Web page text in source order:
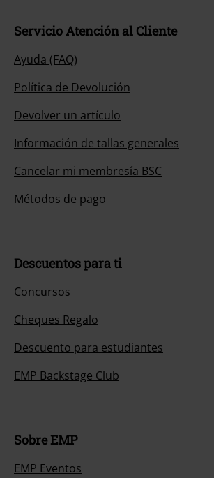
Servicio Atención al Cliente
Ayuda (FAQ)
Política de Devolución
Devolver un artículo
Información de tallas generales
Cancelar mi membresía BSC
Métodos de pago
Descuentos para ti
Concursos
Cheques Regalo
Descuento para estudiantes
EMP Backstage Club
Sobre EMP
EMP Eventos